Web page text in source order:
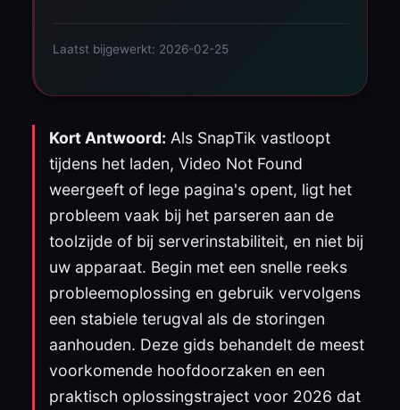
Laatst bijgewerkt: 2026-02-25
Kort Antwoord: Als SnapTik vastloopt
tijdens het laden, Video Not Found
weergeeft of lege pagina's opent, ligt het
probleem vaak bij het parseren aan de
toolzijde of bij serverinstabiliteit, en niet bij
uw apparaat. Begin met een snelle reeks
probleemoplossing en gebruik vervolgens
een stabiele terugval als de storingen
aanhouden. Deze gids behandelt de meest
voorkomende hoofdoorzaken en een
praktisch oplossingstraject voor 2026 dat